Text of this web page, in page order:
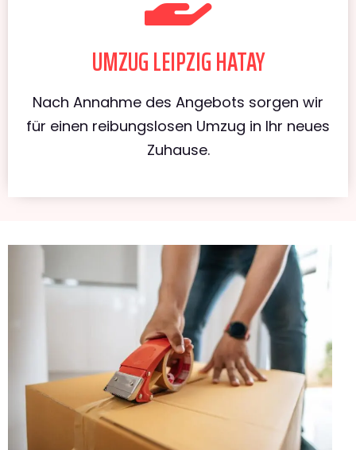
UMZUG LEIPZIG HATAY
Nach Annahme des Angebots sorgen wir
für einen reibungslosen Umzug in Ihr neues
Zuhause.